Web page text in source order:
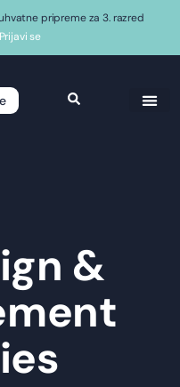
pripreme za 3. razred
Prijavi se
&